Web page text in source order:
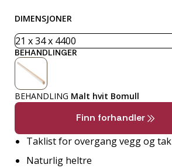
DIMENSJONER
BEHANDLINGER
BEHANDLING Malt hvit Bomull
Finn forhandler
Taklist for overgang vegg og tak
Naturlig heltre